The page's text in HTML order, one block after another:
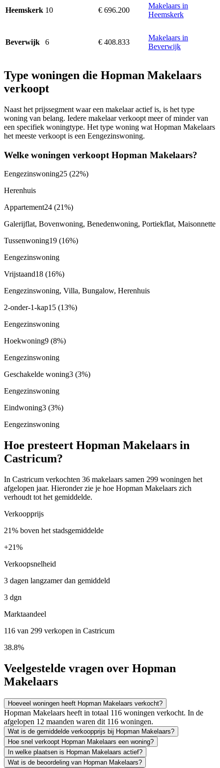
Heemskerk 10 € 696.200
Makelaars in
Heemskerk
Beverwijk 6 € 408.833
Makelaars in
Beverwijk
Type woningen die Hopman Makelaars
verkoopt
Naast het prijssegment waar een makelaar actief is, is het type
woning van belang. Iedere makelaar verkoopt meer of minder van
een specifiek woningtype. Het type woning wat Hopman Makelaars
het meeste verkoopt is een Eengezinswoning.
Welke woningen verkoopt Hopman Makelaars?
Eengezinswoning25 (22%)
Herenhuis
Appartement24 (21%)
Galerijflat, Bovenwoning, Benedenwoning, Portiekflat, Maisonnette
Tussenwoning19 (16%)
Eengezinswoning
Vrijstaand18 (16%)
Eengezinswoning, Villa, Bungalow, Herenhuis
2-onder-1-kap15 (13%)
Eengezinswoning
Hoekwoning9 (8%)
Eengezinswoning
Geschakelde woning3 (3%)
Eengezinswoning
Eindwoning3 (3%)
Eengezinswoning
Hoe presteert Hopman Makelaars in
Castricum?
In Castricum verkochten 36 makelaars samen 299 woningen het
afgelopen jaar. Hieronder zie je hoe Hopman Makelaars zich
verhoudt tot het gemiddelde.
Verkoopprijs
21% boven het stadsgemiddelde
+21%
Verkoopsnelheid
3 dagen langzamer dan gemiddeld
3 dgn
Marktaandeel
116 van 299 verkopen in Castricum
38.8%
Veelgestelde vragen over Hopman
Makelaars
Hoeveel woningen heeft Hopman Makelaars verkocht?
Hopman Makelaars heeft in totaal 116 woningen verkocht. In de
afgelopen 12 maanden waren dit 116 woningen.
Wat is de gemiddelde verkoopprijs bij Hopman Makelaars?
Hoe snel verkoopt Hopman Makelaars een woning?
In welke plaatsen is Hopman Makelaars actief?
Wat is de beoordeling van Hopman Makelaars?